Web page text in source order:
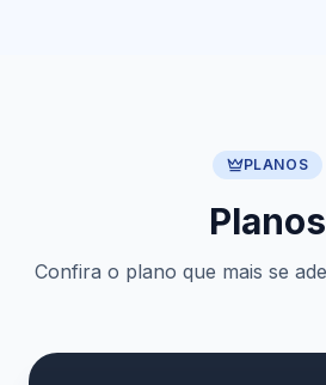
PLANOS
Planos
Confira o plano que mais se